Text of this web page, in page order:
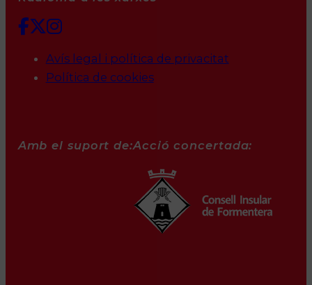
Avís legal i política de privacitat
Política de cookies
Amb el suport de:Acció concertada: